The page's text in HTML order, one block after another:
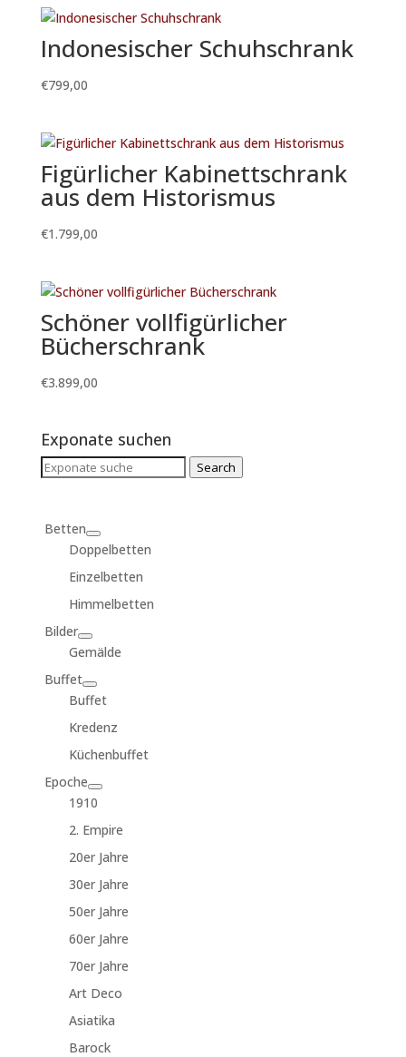
Indonesischer Schuhschrank
€799,00
Figürlicher Kabinettschrank
aus dem Historismus
€1.799,00
Schöner vollfigürlicher
Bücherschrank
€3.899,00
Exponate suchen
Search
Search
Betten
Doppelbetten
Einzelbetten
Himmelbetten
Bilder
Gemälde
Buffet
Buffet
Kredenz
Küchenbuffet
Epoche
1910
2. Empire
20er Jahre
30er Jahre
50er Jahre
60er Jahre
70er Jahre
Art Deco
Asiatika
Barock